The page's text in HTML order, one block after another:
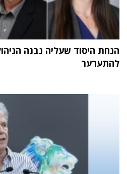
הנחת היסוד שעליה נבנה
להתערער